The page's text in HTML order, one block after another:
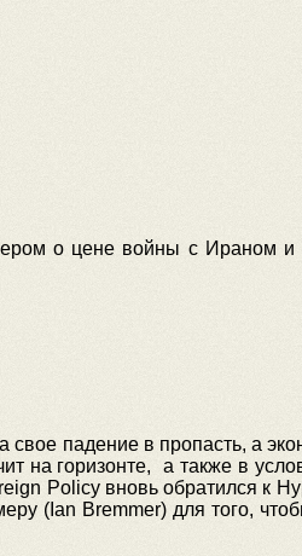
о цене войны с Ираном и
свое падение в пропасть, а
на горизонте, а также в
Policy вновь обратился к
(Ian Bremmer) для того,